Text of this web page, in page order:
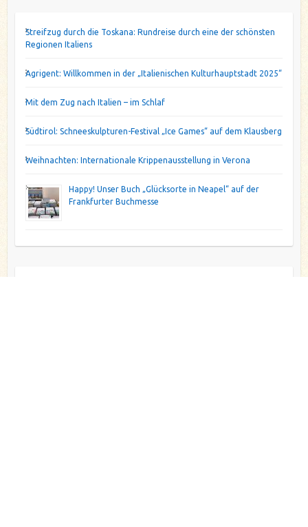
Streifzug durch die Toskana: Rundreise durch eine der schönsten
Regionen Italiens
Agrigent: Willkommen in der „Italienischen Kulturhauptstadt 2025“
Mit dem Zug nach Italien – im Schlaf
Südtirol: Schneeskulpturen-Festival „Ice Games“ auf dem Klausberg
Weihnachten: Internationale Krippenausstellung in Verona
Happy! Unser Buch „Glücksorte in Neapel“ auf der
Frankfurter Buchmesse